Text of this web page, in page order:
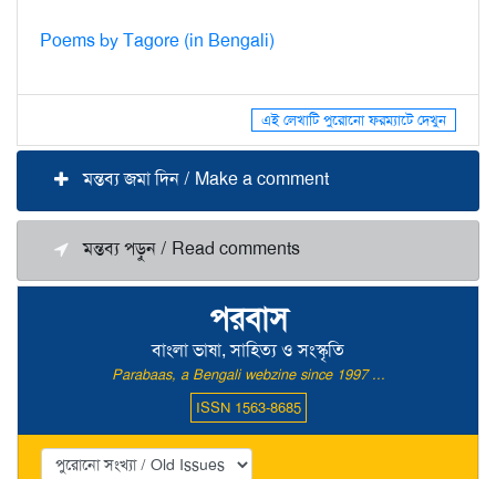
পরবাস
বাংলা ভাষা, সাহিত্য ও সংস্কৃতি
Parabaas, a Bengali webzine since 1997 ...
ISSN 1563-8685
Poems by Tagore (in Bengali)
এই লেখাটি পুরোনো ফরম্যাটে দেখুন
মন্তব্য জমা দিন / Make a comment
মন্তব্য পড়ুন / Read comments